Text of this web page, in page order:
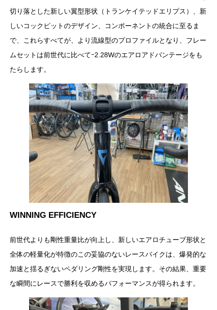
切り落とした新しい翼型形状（トランケイテッドエリプス）、新
しいコックピットのデザイン、コンポーネントの統合に至るま
で、これらすべてが、より流線型のプロファイルとなり、フレー
ムセットは前世代に比べてｰ2.28Wのエアロアドバンテージをも
たらします。
WINNING EFFICIENCY
前世代よりも剛性重量比が向上し、新しいエアロチューブ形状と
全体の軽量化が特徴のこの妥協のないレースバイクは、爆発的な
加速と揺るぎないペダリング剛性を実現します。その結果、重要
な瞬間にレースで勝利を収めるパフォーマンスが得られます。